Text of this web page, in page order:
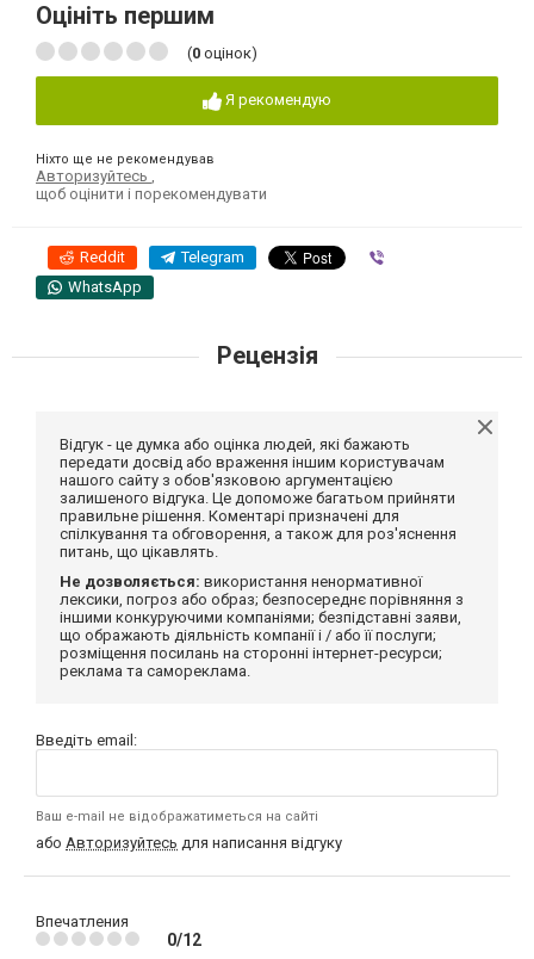
Оцініть першим
(0 оцінок)
Я рекомендую
Ніхто ще не рекомендував
Авторизуйтесь
щоб оцінити і порекомендувати
Reddit Telegram
WhatsApp
Рецензія
Відгук - це думка або оцінка людей, які бажають
передати досвід або враження іншим користувачам
нашого сайту з обов'язковою аргументацією
залишеного відгука. Це допоможе багатьом прийняти
правильне рішення. Коментарі призначені для
спілкування та обговорення, а також для роз'яснення
питань, що цікавлять.
Не дозволяється: використання ненормативної
лексики, погроз або образ; безпосереднє порівняння з
іншими конкуруючими компаніями; безпідставні заяви,
що ображають діяльність компанії і / або її послуги;
розміщення посилань на сторонні інтернет-ресурси;
реклама та самореклама.
Введіть email:
Ваш e-mail не відображатиметься на сайті
або Авторизуйтесь для написання відгуку
Впечатления
0/12